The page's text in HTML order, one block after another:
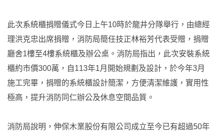
此次系統櫃捐贈儀式今日上午10時於龍井分隊舉行，由總經
理洪克忠出席捐贈，消防局簡任技正林裕芳代表受贈，捐贈
廳舍1樓至4樓系統櫃及辦公桌。消防局指出，此次安裝系統
櫃約市價300萬，自113年1月開始規劃及設計，於今年3月
施工完畢，捐贈的系統櫃設計簡潔，方便清潔維護，實用性
極高，提升消防同仁辦公及休息空間品質。
消防局說明，伸保木業股份有限公司成立至今已有超過50年